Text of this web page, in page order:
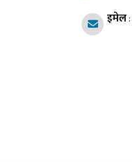
इमेल: